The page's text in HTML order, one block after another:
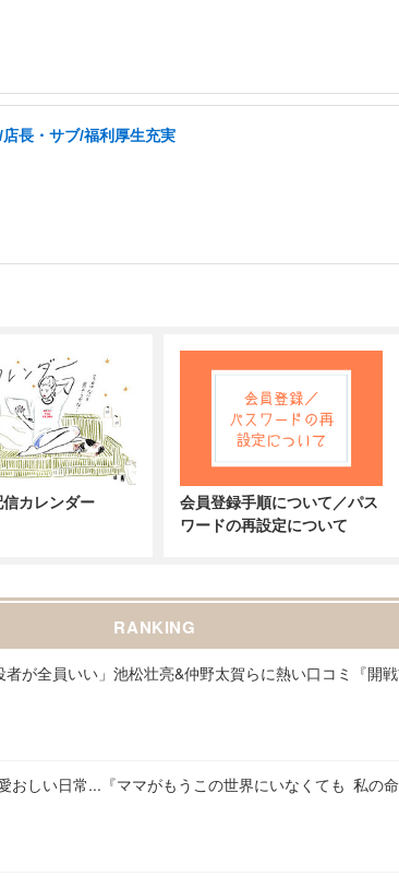
長・サブ/福利厚生充実
信カレンダー
会員登録手順について／パス
ワードの再設定について
RANKING
が全員いい」池松壮亮&仲野太賀らに熱い口コミ『開戦
おしい日常...『ママがもうこの世界にいなくても 私の